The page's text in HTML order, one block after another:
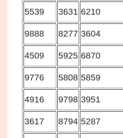
5539 3631 6210
9888 8277 3604
4509 5925 6870
9776 5808 5859
4916 9798 3951
3617 8794 5287